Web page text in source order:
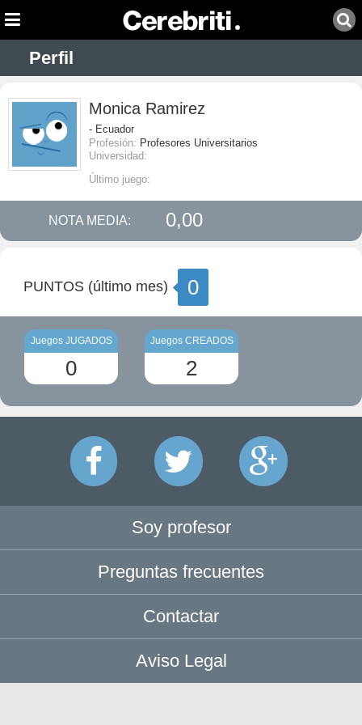
Perfil
Monica Ramirez
- Ecuador
Profesión: Profesores Universitarios
Universidad:
Último juego:
NOTA MEDIA: 0,00
PUNTOS (último mes) 0
Juegos JUGADOS
0
Juegos CREADOS
2
Soy profesor
Preguntas frecuentes
Contactar
Aviso Legal